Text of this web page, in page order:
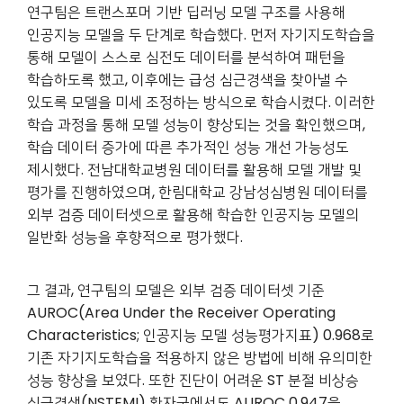
연구팀은 트랜스포머 기반 딥러닝 모델 구조를 사용해
인공지능 모델을 두 단계로 학습했다. 먼저 자기지도학습을
통해 모델이 스스로 심전도 데이터를 분석하여 패턴을
학습하도록 했고, 이후에는 급성 심근경색을 찾아낼 수
있도록 모델을 미세 조정하는 방식으로 학습시켰다. 이러한
학습 과정을 통해 모델 성능이 향상되는 것을 확인했으며,
학습 데이터 증가에 따른 추가적인 성능 개선 가능성도
제시했다. 전남대학교병원 데이터를 활용해 모델 개발 및
평가를 진행하였으며, 한림대학교 강남성심병원 데이터를
외부 검증 데이터셋으로 활용해 학습한 인공지능 모델의
일반화 성능을 후향적으로 평가했다.
그 결과, 연구팀의 모델은 외부 검증 데이터셋 기준
AUROC(Area Under the Receiver Operating
Characteristics; 인공지능 모델 성능평가지표) 0.968로
기존 자기지도학습을 적용하지 않은 방법에 비해 유의미한
성능 향상을 보였다. 또한 진단이 어려운 ST 분절 비상승